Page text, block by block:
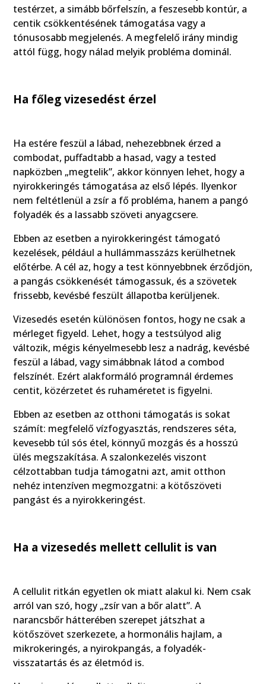
testérzet, a simább bőrfelszín, a feszesebb kontúr, a
centik csökkentésének támogatása vagy a
tónusosabb megjelenés. A megfelelő irány mindig
attól függ, hogy nálad melyik probléma dominál.
Ha főleg vizesedést érzel
Ha estére feszül a lábad, nehezebbnek érzed a
combodat, puffadtabb a hasad, vagy a tested
napközben „megtelik”, akkor könnyen lehet, hogy a
nyirokkeringés támogatása az első lépés. Ilyenkor
nem feltétlenül a zsír a fő probléma, hanem a pangó
folyadék és a lassabb szöveti anyagcsere.
Ebben az esetben a nyirokkeringést támogató
kezelések, például a hullámmasszázs kerülhetnek
előtérbe. A cél az, hogy a test könnyebbnek érződjön,
a pangás csökkenését támogassuk, és a szövetek
frissebb, kevésbé feszült állapotba kerüljenek.
Vizesedés esetén különösen fontos, hogy ne csak a
mérleget figyeld. Lehet, hogy a testsúlyod alig
változik, mégis kényelmesebb lesz a nadrág, kevésbé
feszül a lábad, vagy simábbnak látod a combod
felszínét. Ezért alakformáló programnál érdemes
centit, közérzetet és ruhaméretet is figyelni.
Ebben az esetben az otthoni támogatás is sokat
számít: megfelelő vízfogyasztás, rendszeres séta,
kevesebb túl sós étel, könnyű mozgás és a hosszú
ülés megszakítása. A szalonkezelés viszont
célzottabban tudja támogatni azt, amit otthon
nehéz intenzíven megmozgatni: a kötőszöveti
pangást és a nyirokkeringést.
Ha a vizesedés mellett cellulit is van
A cellulit ritkán egyetlen ok miatt alakul ki. Nem csak
arról van szó, hogy „zsír van a bőr alatt”. A
narancsbőr hátterében szerepet játszhat a
kötőszövet szerkezete, a hormonális hajlam, a
mikrokeringés, a nyirokpangás, a folyadék-
visszatartás és az életmód is.